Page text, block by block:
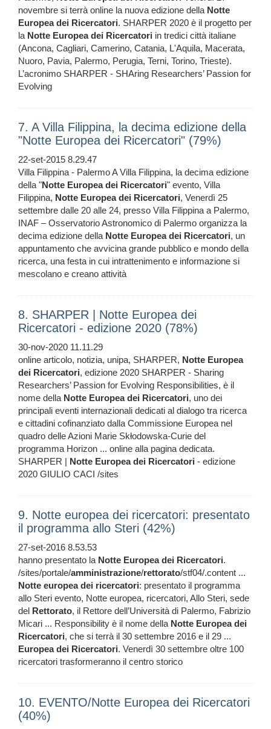
novembre si terrà online la nuova edizione della Notte
Europea dei Ricercatori. SHARPER 2020 è il progetto per
la Notte Europea dei Ricercatori in tredici città italiane
(Ancona, Cagliari, Camerino, Catania, L'Aquila, Macerata,
Nuoro, Pavia, Palermo, Perugia, Terni, Torino, Trieste).
L’acronimo SHARPER - SHAring Researchers’ Passion for
Evolving
7. A Villa Filippina, la decima edizione della
"Notte Europea dei Ricercatori" (79%)
22-set-2015 8.29.47
Villa Filippina - Palermo A Villa Filippina, la decima edizione
della "Notte Europea dei Ricercatori" evento, Villa
Filippina, Notte Europea dei Ricercatori, Venerdì 25
settembre dalle 20 alle 24, presso Villa Filippina a Palermo,
INAF – Osservatorio Astronomico di Palermo organizza la
decima edizione della Notte Europea dei Ricercatori, un
appuntamento che avvicina grande pubblico e mondo della
ricerca, una festa in cui intrattenimento e informazione si
mescolano e creano attività
8. SHARPER | Notte Europea dei
Ricercatori - edizione 2020 (78%)
30-nov-2020 11.11.29
online articolo, notizia, unipa, SHARPER, Notte Europea
dei Ricercatori, edizione 2020 SHARPER - Sharing
Researchers’ Passion for Evolving Responsibilities, è il
nome della Notte Europea dei Ricercatori, uno dei
principali eventi internazionali dedicati al dialogo tra ricerca
e cittadini cofinanziato dalla Commissione Europea nel
quadro delle Azioni Marie Skłodowska-Curie del
programma Horizon ... online alla pagina dedicata.
SHARPER | Notte Europea dei Ricercatori - edizione
2020 GIULIO CACI /sites
9. Notte europea dei ricercatori: presentato
il programma allo Steri (42%)
27-set-2016 8.53.53
hanno presentato la Notte Europea dei Ricercatori.
/sites/portale/amministrazione/rettorato/stf04/.content ...
Notte europea dei ricercatori: presentato il programma
allo Steri evento, Notte europea, ricercatori, Allo Steri, sede
del Rettorato, il Rettore dell’Università di Palermo, Fabrizio
Micari ... Responsibility è il nome della Notte Europea dei
Ricercatori, che si terrà il 30 settembre 2016 e il 29 ...
Europea dei Ricercatori. Venerdì 30 settembre oltre 100
ricercatori trasformeranno il centro storico
10. EVENTO/Notte Europea dei Ricercatori
(40%)